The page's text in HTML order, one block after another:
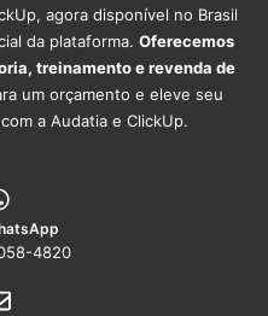
agora disponível no Brasil
da plataforma. Oferecemos
treinamento e revenda de
um orçamento e eleve seu
a Audatia e ClickUp.
4820